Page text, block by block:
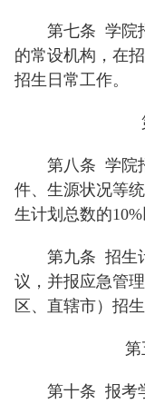
第七条 学院
的常设机构，在
招生日常工作。
第八条 学院
件、生源状况等
生计划总数的10%
第九条 招生
议，并报应急管
区、直辖市）招
第十条 报考